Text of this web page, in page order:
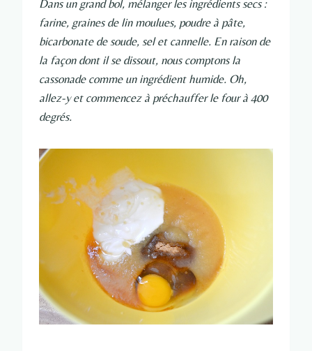
Dans un grand bol, mélanger les ingrédients secs :
farine, graines de lin moulues, poudre à pâte,
bicarbonate de soude, sel et cannelle. En raison de
la façon dont il se dissout, nous comptons la
cassonade comme un ingrédient humide. Oh,
allez-y et commencez à préchauffer le four à 400
degrés.